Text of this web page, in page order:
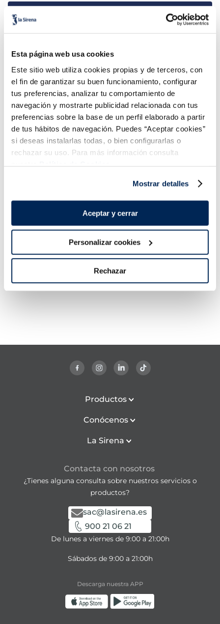
Esta página web usa cookies
Este sitio web utiliza cookies propias y de terceros, con
el fin de garantizar su buen funcionamiento, configurar
tus preferencias, analizar tu comportamiento de
navegación y mostrarte publicidad relacionada con tus
preferencias sobre la base de un perfil elaborado a partir
de tus hábitos de navegación. Puedes “Aceptar cookies”
si deseas instalarlas todas, o bien configurarlas o
rechazar su uso. Para más información consulta
nuestraPolítica de Cookies.
Mostrar detalles
Aceptar y cerrar
Personalizar cookies
Rechazar
Preparación
Presenta el bacalao directamente congelado en un
bol o plato hondo y cubre con agua corriente, así lo
descongelas además de eliminarle unpelín
Una vez descongelado, envuélvelo en un trapo
yaprietahasta retirar todo el exceso de agua.
Coloca los pimientos asados en un bol apto para
microondas, tápalos y regenera a potencia media-
alta 3-4 minutos (650 W). Reserva.
Aliña olivas, anchoas y escarola en un bol. Añade un
anchoas y una cucharada de salsa romesco. Ahora
preséntala en el platoacompañadacon los
pimientos asados y el bacalao desmigado en crudo.
Productos
Conócenos
La Sirena
Contacta con nosotros
¿Tienes alguna consulta sobre nuestros servicios o
productos?
sac@lasirena.es
900 21 06 21
De lunes a viernes de 9:00 a 21:00h
Sábados de 9:00 a 21:00h
Descarga nuestra APP